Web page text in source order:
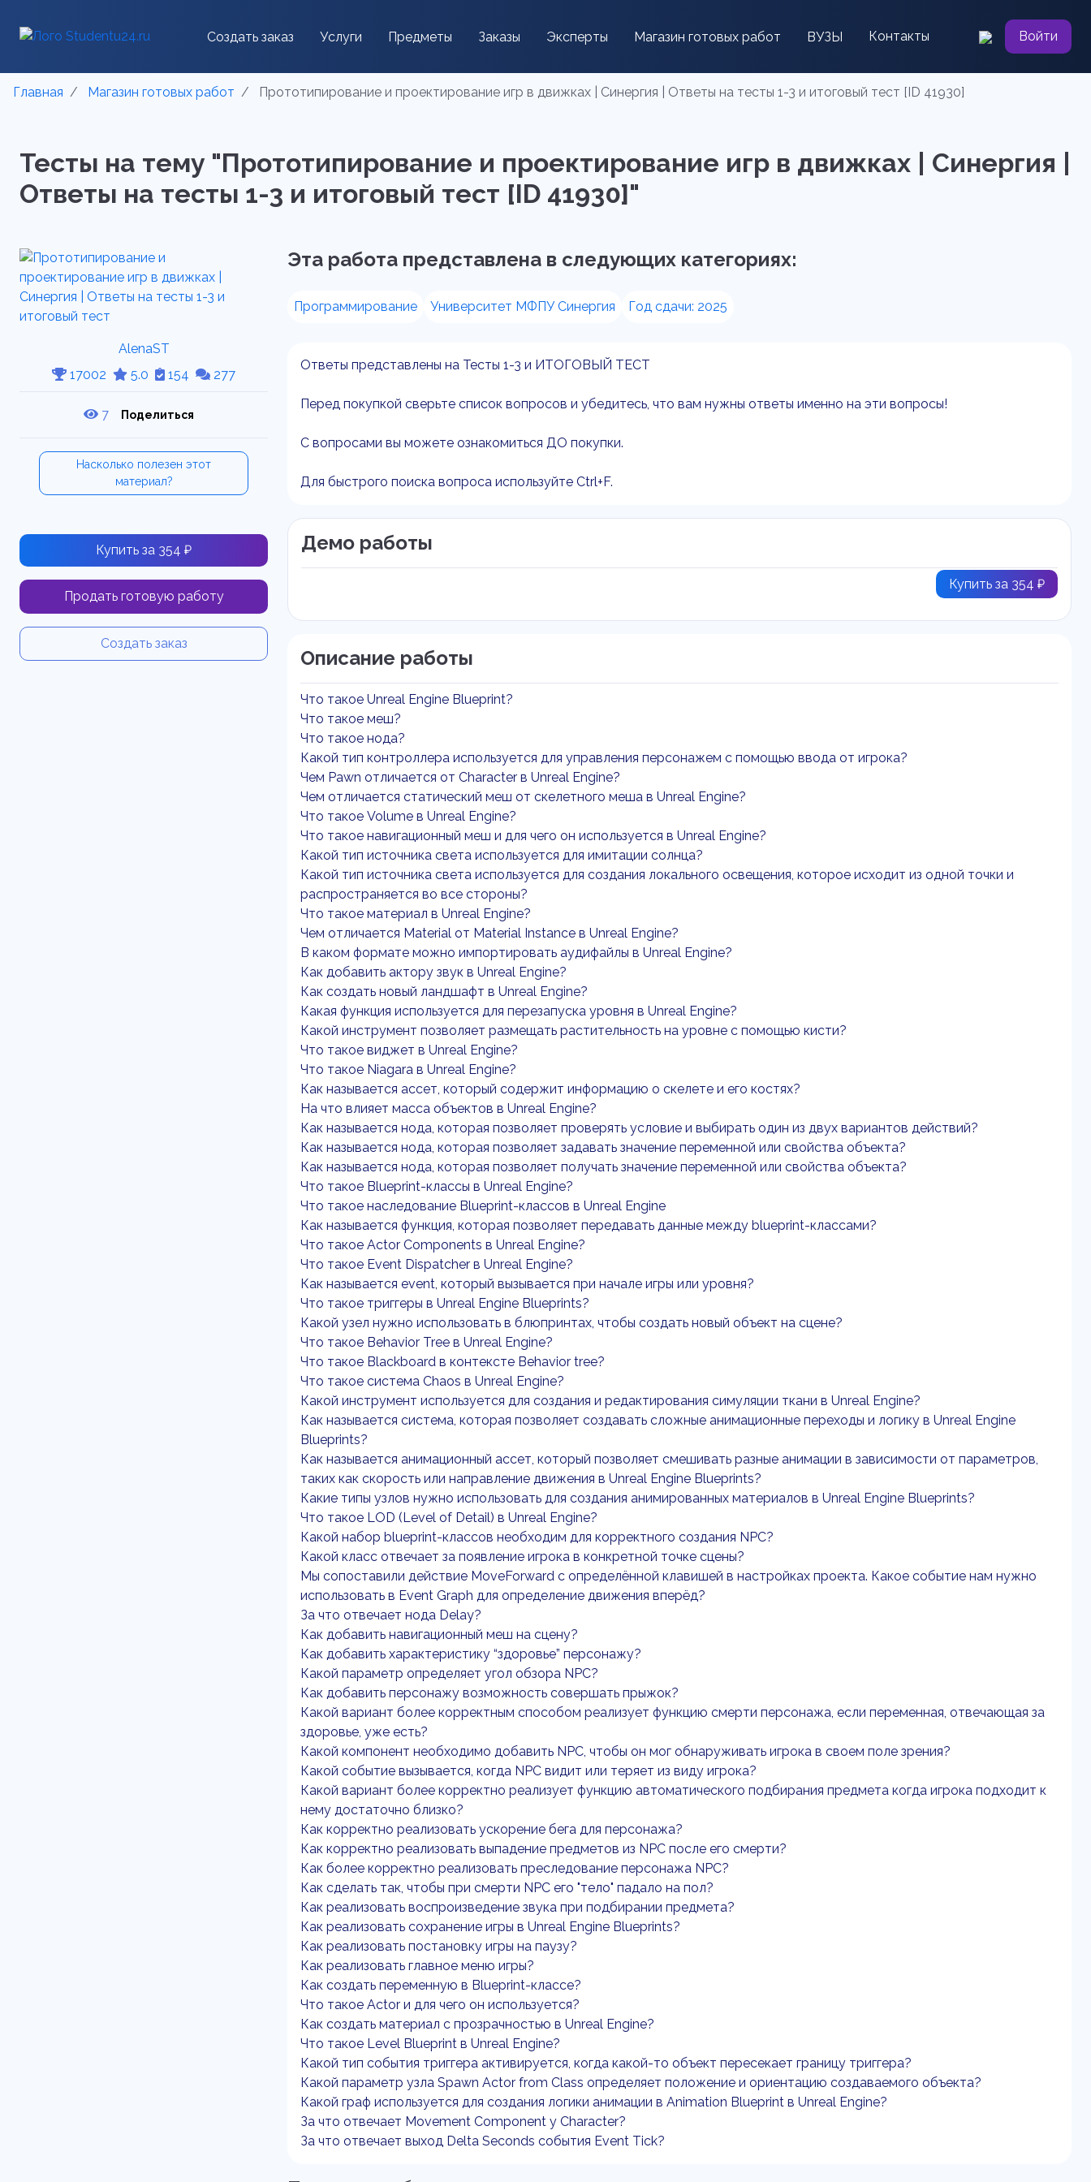
Создать заказ Услуги Предметы Заказы Эксперты Магазин готовых работ ВУЗЫ Контакты Войти
Главная Магазин готовых работ Прототипирование и проектирование игр в движках | Синергия | Ответы на тесты 1-3 и итоговый тест [ID 41930]
Тесты на тему "Прототипирование и проектирование игр в движках | Синергия |
Ответы на тесты 1-3 и итоговый тест [ID 41930]"
AlenaST
17002
5.0 154 277
7 Поделиться
Насколько полезен этот
материал?
Купить за 354 ₽
Продать готовую работу
Создать заказ
Эта работа представлена в следующих категориях:
Программирование Университет МФПУ Синергия Год сдачи: 2025
Ответы представлены на Тесты 1-3 и ИТОГОВЫЙ ТЕСТ
Перед покупкой сверьте список вопросов и убедитесь, что вам нужны ответы именно на эти вопросы!
С вопросами вы можете ознакомиться ДО покупки.
Для быстрого поиска вопроса используйте Ctrl+F.
Демо работы
Купить за 354 ₽
Описание работы
Что такое Unreal Engine Blueprint?
Что такое меш?
Что такое нода?
Какой тип контроллера используется для управления персонажем с помощью ввода от игрока?
Чем Pawn отличается от Character в Unreal Engine?
Чем отличается статический меш от скелетного меша в Unreal Engine?
Что такое Volume в Unreal Engine?
Что такое навигационный меш и для чего он используется в Unreal Engine?
Какой тип источника света используется для имитации солнца?
Какой тип источника света используется для создания локального освещения, которое исходит из одной точки и
распространяется во все стороны?
Что такое материал в Unreal Engine?
Чем отличается Material от Material Instance в Unreal Engine?
В каком формате можно импортировать аудифайлы в Unreal Engine?
Как добавить актору звук в Unreal Engine?
Как создать новый ландшафт в Unreal Engine?
Какая функция используется для перезапуска уровня в Unreal Engine?
Какой инструмент позволяет размещать растительность на уровне с помощью кисти?
Что такое виджет в Unreal Engine?
Что такое Niagara в Unreal Engine?
Как называется ассет, который содержит информацию о скелете и его костях?
На что влияет масса объектов в Unreal Engine?
Как называется нода, которая позволяет проверять условие и выбирать один из двух вариантов действий?
Как называется нода, которая позволяет задавать значение переменной или свойства объекта?
Как называется нода, которая позволяет получать значение переменной или свойства объекта?
Что такое Blueprint-классы в Unreal Engine?
Что такое наследование Blueprint-классов в Unreal Engine
Как называется функция, которая позволяет передавать данные между blueprint-классами?
Что такое Actor Components в Unreal Engine?
Что такое Event Dispatcher в Unreal Engine?
Как называется event, который вызывается при начале игры или уровня?
Что такое триггеры в Unreal Engine Blueprints?
Какой узел нужно использовать в блюпринтах, чтобы создать новый объект на сцене?
Что такое Behavior Tree в Unreal Engine?
Что такое Blackboard в контексте Behavior tree?
Что такое система Chaos в Unreal Engine?
Какой инструмент используется для создания и редактирования симуляции ткани в Unreal Engine?
Как называется система, которая позволяет создавать сложные анимационные переходы и логику в Unreal Engine
Blueprints?
Как называется анимационный ассет, который позволяет смешивать разные анимации в зависимости от параметров,
таких как скорость или направление движения в Unreal Engine Blueprints?
Какие типы узлов нужно использовать для создания анимированных материалов в Unreal Engine Blueprints?
Что такое LOD (Level of Detail) в Unreal Engine?
Какой набор blueprint-классов необходим для корректного создания NPC?
Какой класс отвечает за появление игрока в конкретной точке сцены?
Мы сопоставили действие MoveForward с определённой клавишей в настройках проекта. Какое событие нам нужно
использовать в Event Graph для определение движения вперёд?
За что отвечает нода Delay?
Как добавить навигационный меш на сцену?
Как добавить характеристику “здоровье” персонажу?
Какой параметр определяет угол обзора NPC?
Как добавить персонажу возможность совершать прыжок?
Какой вариант более корректным способом реализует функцию смерти персонажа, если переменная, отвечающая за
здоровье, уже есть?
Какой компонент необходимо добавить NPC, чтобы он мог обнаруживать игрока в своем поле зрения?
Какой событие вызывается, когда NPC видит или теряет из виду игрока?
Какой вариант более корректно реализует функцию автоматического подбирания предмета когда игрока подходит к
нему достаточно близко?
Как корректно реализовать ускорение бега для персонажа?
Как корректно реализовать выпадение предметов из NPC после его смерти?
Как более корректно реализовать преследование персонажа NPC?
Как сделать так, чтобы при смерти NPC его "тело" падало на пол?
Как реализовать воспроизведение звука при подбирании предмета?
Как реализовать сохранение игры в Unreal Engine Blueprints?
Как реализовать постановку игры на паузу?
Как реализовать главное меню игры?
Как создать переменную в Blueprint-классе?
Что такое Actor и для чего он используется?
Как создать материал с прозрачностью в Unreal Engine?
Что такое Level Blueprint в Unreal Engine?
Какой тип события триггера активируется, когда какой-то объект пересекает границу триггера?
Какой параметр узла Spawn Actor from Class определяет положение и ориентацию создаваемого объекта?
Какой граф используется для создания логики анимации в Animation Blueprint в Unreal Engine?
За что отвечает Movement Component у Character?
За что отвечает выход Delta Seconds события Event Tick?